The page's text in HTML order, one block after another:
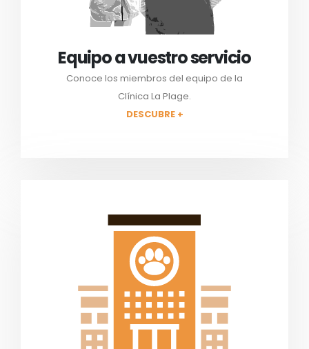
Equipo a vuestro servicio
Conoce los miembros del equipo de la
Clínica La Plage.
DESCUBRE +